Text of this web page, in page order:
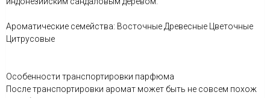
Ароматические семейства: Восточные Древесные Цветочные
Цитрусовые
Особенности транспортировки парфюма
После транспортировки аромат может быть не совсем похож